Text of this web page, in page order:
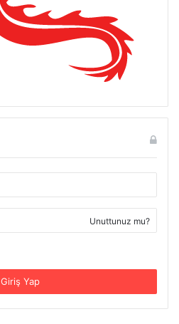
Unuttunuz mu?
Giriş Yap